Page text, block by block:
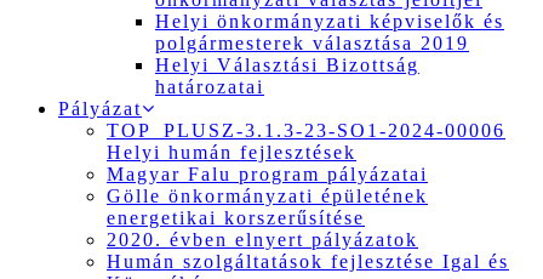
Helyi önkormányzati képviselők és
polgármesterek választása 2019
Helyi Választási Bizottság
határozatai
Pályázat
TOP_PLUSZ-3.1.3-23-SO1-2024-00006
Helyi humán fejlesztések
Magyar Falu program pályázatai
Gölle önkormányzati épületének
energetikai korszerűsítése
2020. évben elnyert pályázatok
Humán szolgáltatások fejlesztése Igal és